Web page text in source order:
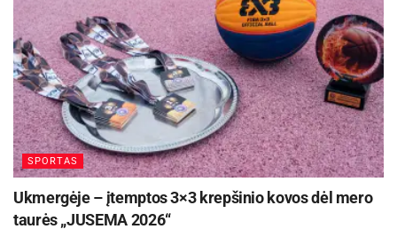
tapo šių metų pirmenybių nugalėtoja.
Čempionų gretose Arvydas Botyrius pelnė 23,
Šarūnas Labenskas 17 taškų. Pralaimėjusiems –
Edvinas Vaina įmetė 25, Marius Galvanauskas 11
taškų.
Aktualios naujienos
Savaitgalį geriausi Lietuvos slalomo meistrai
SPORTAS
Ukmergėje – įtemptos 3×3 krepšinio kovos dėl mero
taurės „JUSEMA 2026“